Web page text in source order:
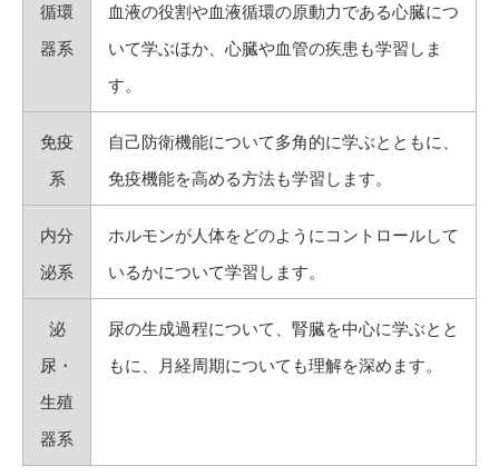
循環
器系
血液の役割や血液循環の原動力である心臓につ
いて学ぶほか、心臓や血管の疾患も学習しま
す。
免疫
系
自己防衛機能について多角的に学ぶとともに、
免疫機能を高める方法も学習します。
内分
泌系
ホルモンが人体をどのようにコントロールして
いるかについて学習します。
泌
尿・
生殖
器系
尿の生成過程について、腎臓を中心に学ぶとと
もに、月経周期についても理解を深めます。